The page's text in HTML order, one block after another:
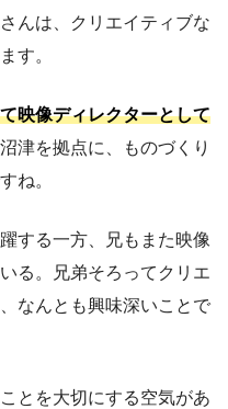
んは、クリエイティブな
す。
映像ディレクターとして
津を拠点に、ものづくり
ね。
する一方、兄もまた映像
る。兄弟そろってクリエ
なんとも興味深いことで
とを大切にする空気があ